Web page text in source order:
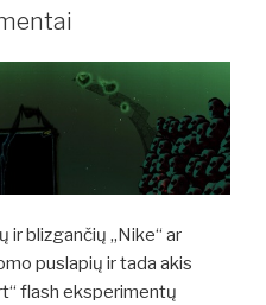
ir blizgančių „Nike“ ar
puslapių ir tada akis
flash eksperimentų